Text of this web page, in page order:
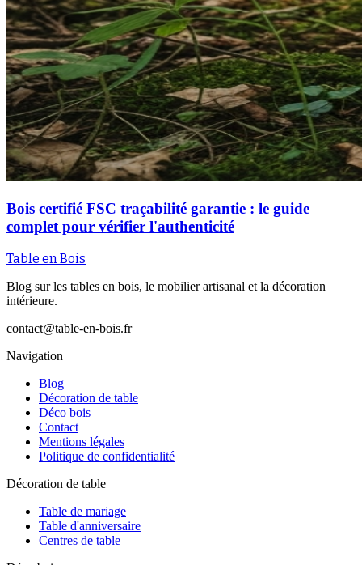
Bois certifié FSC traçabilité garantie : le guide
complet pour vérifier l'authenticité
Table en Bois
Blog sur les tables en bois, le mobilier artisanal et la décoration
intérieure.
contact@table-en-bois.fr
Navigation
Blog
Décoration de table
Déco bois
Contact
Mentions légales
Politique de confidentialité
Décoration de table
Table de mariage
Table d'anniversaire
Centres de table